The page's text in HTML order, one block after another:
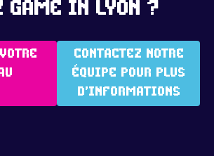
Game In Lyon ?
votre
contactez notre
équipe pour plus
d’informations